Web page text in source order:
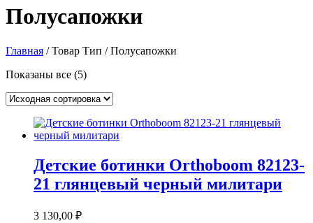
Полусапожки
Главная / Товар Тип / Полусапожки
Показаны все (5)
Детские ботинки Orthoboom 82123-
21 глянцевый черный милитари
3 130,00 ₽